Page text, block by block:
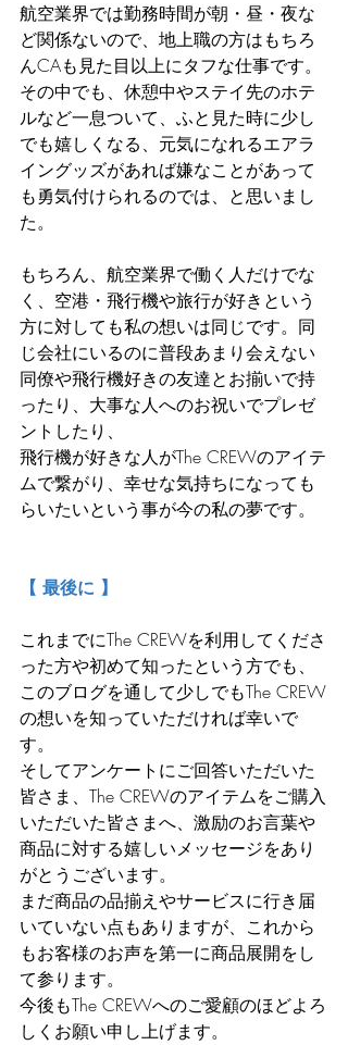
航空業界では勤務時間が朝・昼・夜な
ど関係ないので、地上職の方はもちろ
んCAも見た目以上にタフな仕事です。
その中でも、休憩中やステイ先のホテ
ルなど一息ついて、ふと見た時に少し
でも嬉しくなる、元気になれるエアラ
イングッズがあれば嫌なことがあって
も勇気付けられるのでは、と思いまし
た。
もちろん、航空業界で働く人だけでな
く、空港・飛行機や旅行が好きという
方に対しても私の想いは同じです。同
じ会社にいるのに普段あまり会えない
同僚や飛行機好きの友達とお揃いで持
ったり、大事な人へのお祝いでプレゼ
ントしたり、
飛行機が好きな人がThe CREWのアイテ
ムで繋がり、幸せな気持ちになっても
らいたいという事が今の私の夢です。
【 最後に 】
これまでにThe CREWを利用してくださ
った方や初めて知ったという方でも、
このブログを通して少しでもThe CREW
の想いを知っていただければ幸いで
す。
そしてアンケートにご回答いただいた
皆さま、The CREWのアイテムをご購入
いただいた皆さまへ、激励のお言葉や
商品に対する嬉しいメッセージをあり
がとうございます。
まだ商品の品揃えやサービスに行き届
いていない点もありますが、これから
もお客様のお声を第一に商品展開をし
て参ります。
今後もThe CREWへのご愛顧のほどよろ
しくお願い申し上げます。